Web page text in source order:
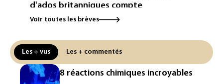
d'ados britanniques compte
contourner le couvre-feu (sondage)
un matériau clé dominé par la Chine
Les Etats-Unis veulent contrôler la
production d'un composant des
Voir toutes les brèves
Les + vus Les + commentés
8 réactions chimiques incroyables